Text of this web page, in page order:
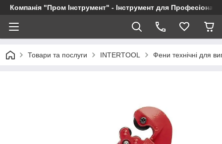
Компанія "Пром Інструмент" - Інструмент для
Товари та послуги INTERTOOL Фени технічні для